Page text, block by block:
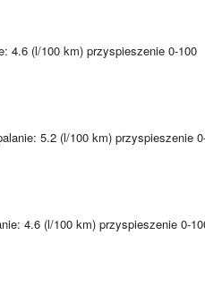
4.6 (l/100 km) przyspieszenie 0-100
5.2 (l/100 km) przyspieszenie
4.6 (l/100 km) przyspieszenie 0-